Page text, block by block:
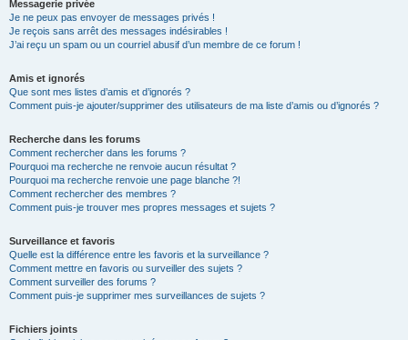
Messagerie privée
Je ne peux pas envoyer de messages privés !
Je reçois sans arrêt des messages indésirables !
J’ai reçu un spam ou un courriel abusif d’un membre de ce forum !
Amis et ignorés
Que sont mes listes d’amis et d’ignorés ?
Comment puis-je ajouter/supprimer des utilisateurs de ma liste d’amis ou d’ignorés ?
Recherche dans les forums
Comment rechercher dans les forums ?
Pourquoi ma recherche ne renvoie aucun résultat ?
Pourquoi ma recherche renvoie une page blanche ?!
Comment rechercher des membres ?
Comment puis-je trouver mes propres messages et sujets ?
Surveillance et favoris
Quelle est la différence entre les favoris et la surveillance ?
Comment mettre en favoris ou surveiller des sujets ?
Comment surveiller des forums ?
Comment puis-je supprimer mes surveillances de sujets ?
Fichiers joints